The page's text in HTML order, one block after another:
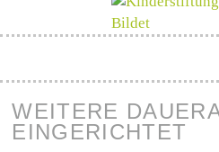
WEITERE
EINGERICHTET